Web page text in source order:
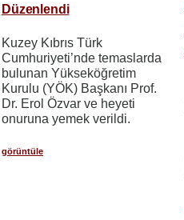
Düzenlendi
Kuzey Kıbrıs Türk
Cumhuriyeti’nde temaslarda
bulunan Yükseköğretim
Kurulu (YÖK) Başkanı Prof.
Dr. Erol Özvar ve heyeti
onuruna yemek verildi.
görüntüle